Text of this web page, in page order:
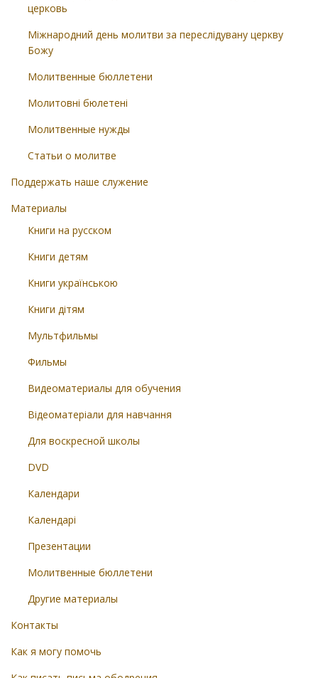
церковь
Міжнародний день молитви за переслідувану церкву
Божу
Молитвенные бюллетени
Молитовні бюлетені
Молитвенные нужды
Статьи о молитве
Поддержать наше служение
Материалы
Книги на русском
Книги детям
Книги українською
Книги дітям
Мультфильмы
Фильмы
Видеоматериалы для обучения
Відеоматеріали для навчання
Для воскресной школы
DVD
Календари
Календарі
Презентации
Молитвенные бюллетени
Другие материалы
Контакты
Как я могу помочь